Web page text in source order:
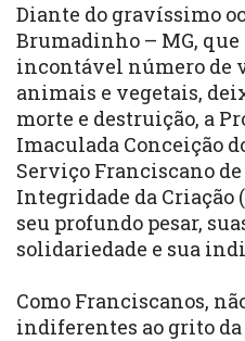
Diante do gravíssimo
Brumadinho – MG,
incontável número de
animais e vegetais,
morte e destruição, a
Imaculada Conceição
Serviço Franciscano
Integridade da Criação
seu profundo pesar,
solidariedade e sua
Como Franciscanos,
indiferentes ao grito da